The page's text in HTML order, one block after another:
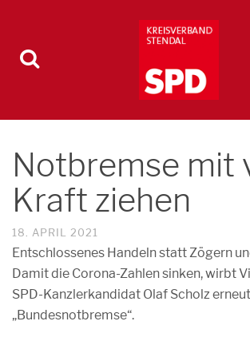
Notbremse mit
Kraft ziehen
18. APRIL 2021
Entschlossenes Handeln statt Zögern
Damit die Corona-Zahlen sinken, wirbt
SPD-Kanzlerkandidat Olaf Scholz
„Bundesnotbremse“.